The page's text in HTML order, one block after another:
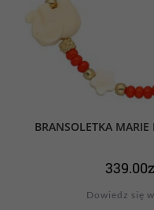
BRANSOLETKA MARIE
339.00
Dowiedz się